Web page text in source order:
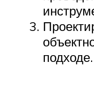
подходе.